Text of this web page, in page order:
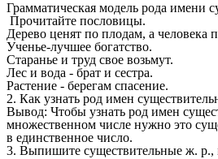
Грамматическая модель рода имени
Прочитайте пословицы.
Дерево ценят по плодам, а человека
Ученье-лучшее богатство.
Старанье и труд свое возьмут.
Лес и вода - брат и сестра.
Растение - берегам спасение.
2. Как узнать род имен
Вывод: Чтобы узнать род имен
множественном числе нужно это
в единственное число.
3. Выпишите существительные ж. р.,